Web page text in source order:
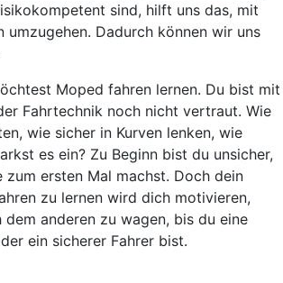
sind, hilft uns das, mit
umzugehen. Dadurch können wir uns
Moped fahren lernen. Du bist mit
Fahrtechnik noch nicht vertraut. Wie
wie sicher in Kurven lenken, wie
es ein? Zu Beginn bist du unsicher,
zum ersten Mal machst. Doch dein
zu lernen wird dich motivieren,
anderen zu wagen, bis du eine
ein sicherer Fahrer bist.